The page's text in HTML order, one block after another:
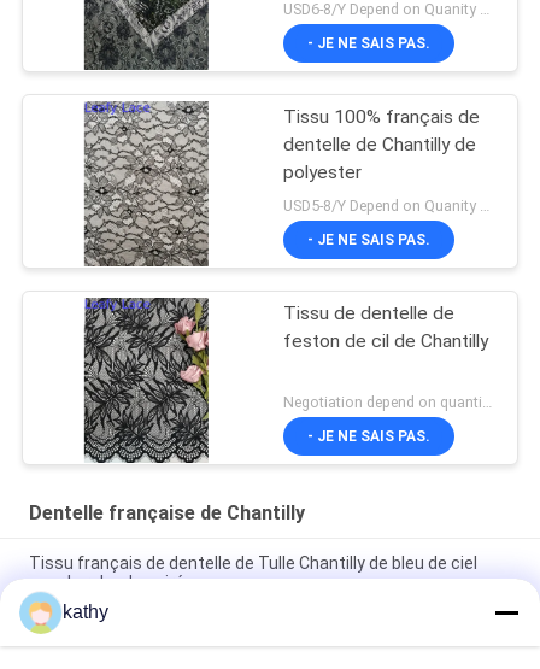
USD6-8/Y Depend on Quanity MOQ:10yards
- JE NE SAIS PAS.
Tissu 100% français de
dentelle de Chantilly de
polyester
- JE NE SAIS PAS.
Tissu de dentelle de
feston de cil de Chantilly
- JE NE SAIS PAS.
Dentelle française de Chantilly
Tissu français de dentelle de Tulle Chantilly de bleu de ciel
pour la robe de soirée
Tissu métallique de dentelle de cil français de Chantilly avec le
feston
kathy